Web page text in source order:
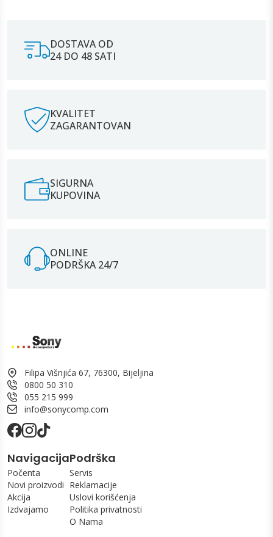
DOSTAVA OD
24 DO 48 SATI
KVALITET
ZAGARANTOVAN
SIGURNA
KUPOVINA
ONLINE
PODRŠKA 24/7
Filipa Višnjića 67, 76300, Bijeljina
0800 50 310
055 215 999
info@sonycomp.com
Navigacija
Počenta
Novi proizvodi
Akcija
Izdvajamo
Podrška
Servis
Reklamacije
Uslovi korišćenja
Politika privatnosti
O Nama